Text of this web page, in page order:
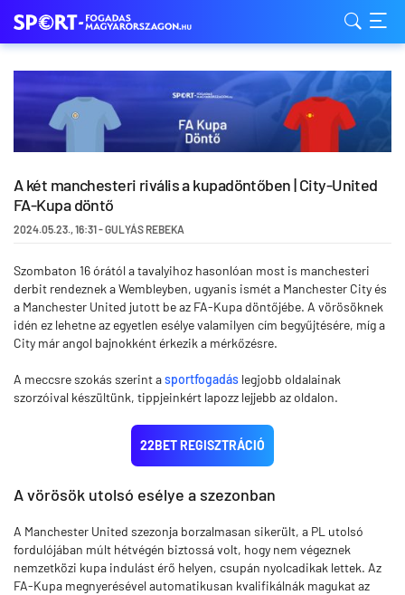
A két manchesteri rivális a kupadöntőben | City-United
FA-Kupa döntő
2024.05.23.,16:31-GULYÁS REBEKA
Szombaton 16 órától a tavalyihoz hasonlóan most is manchesteri
derbit rendeznek a Wembleyben, ugyanis ismét a Manchester City és
a Manchester United jutott be az FA-Kupa döntőjébe. A vörösöknek
idén ez lehetne az egyetlen esélye valamilyen cím begyűjtésére, míg a
City már angol bajnokként érkezik a mérkőzésre.
A meccsre szokás szerint asportfogadás legjobb oldalainak
szorzóival készültünk, tippjeinkért lapozz lejjebb az oldalon.
22BET REGISZTRÁCIÓ
A vörösök utolsó esélye a szezonban
A Manchester United szezonja borzalmasan sikerült, a PL utolsó
fordulójában múlt hétvégén biztossá volt, hogy nem végeznek
nemzetközi kupa indulást érő helyen, csupán nyolcadikak lettek. Az
FA-Kupa megnyerésével automatikusan kvalifikálnák magukat az